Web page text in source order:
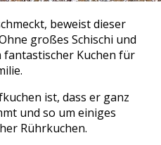
beweist dieser
großes Schischi und
fantastischer Kuchen für
ist, dass er ganz
und so um einiges
Rührkuchen.